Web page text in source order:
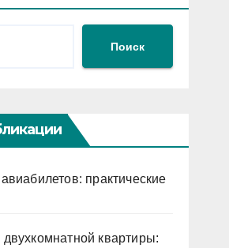
Поиск
практические
квартиры: